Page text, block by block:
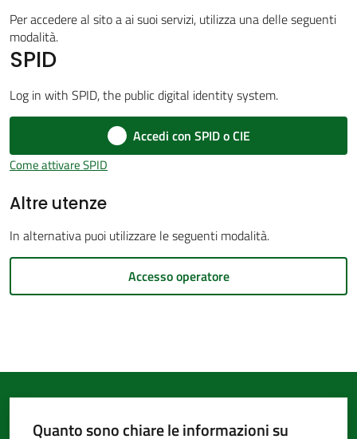
Servizi
Menu selezionato
Vivere
d'Argile
Amministrazione
Trasparente
gli
Per accedere al sito a ai suoi servizi, utilizza una delle seguenti
modalità.
SPID
Log in with SPID, the public digital identity system.
Accedi con SPID o CIE
Come attivare SPID
Altre utenze
In alternativa puoi utilizzare le seguenti modalità.
Accesso operatore
Quanto sono chiare le informazioni su